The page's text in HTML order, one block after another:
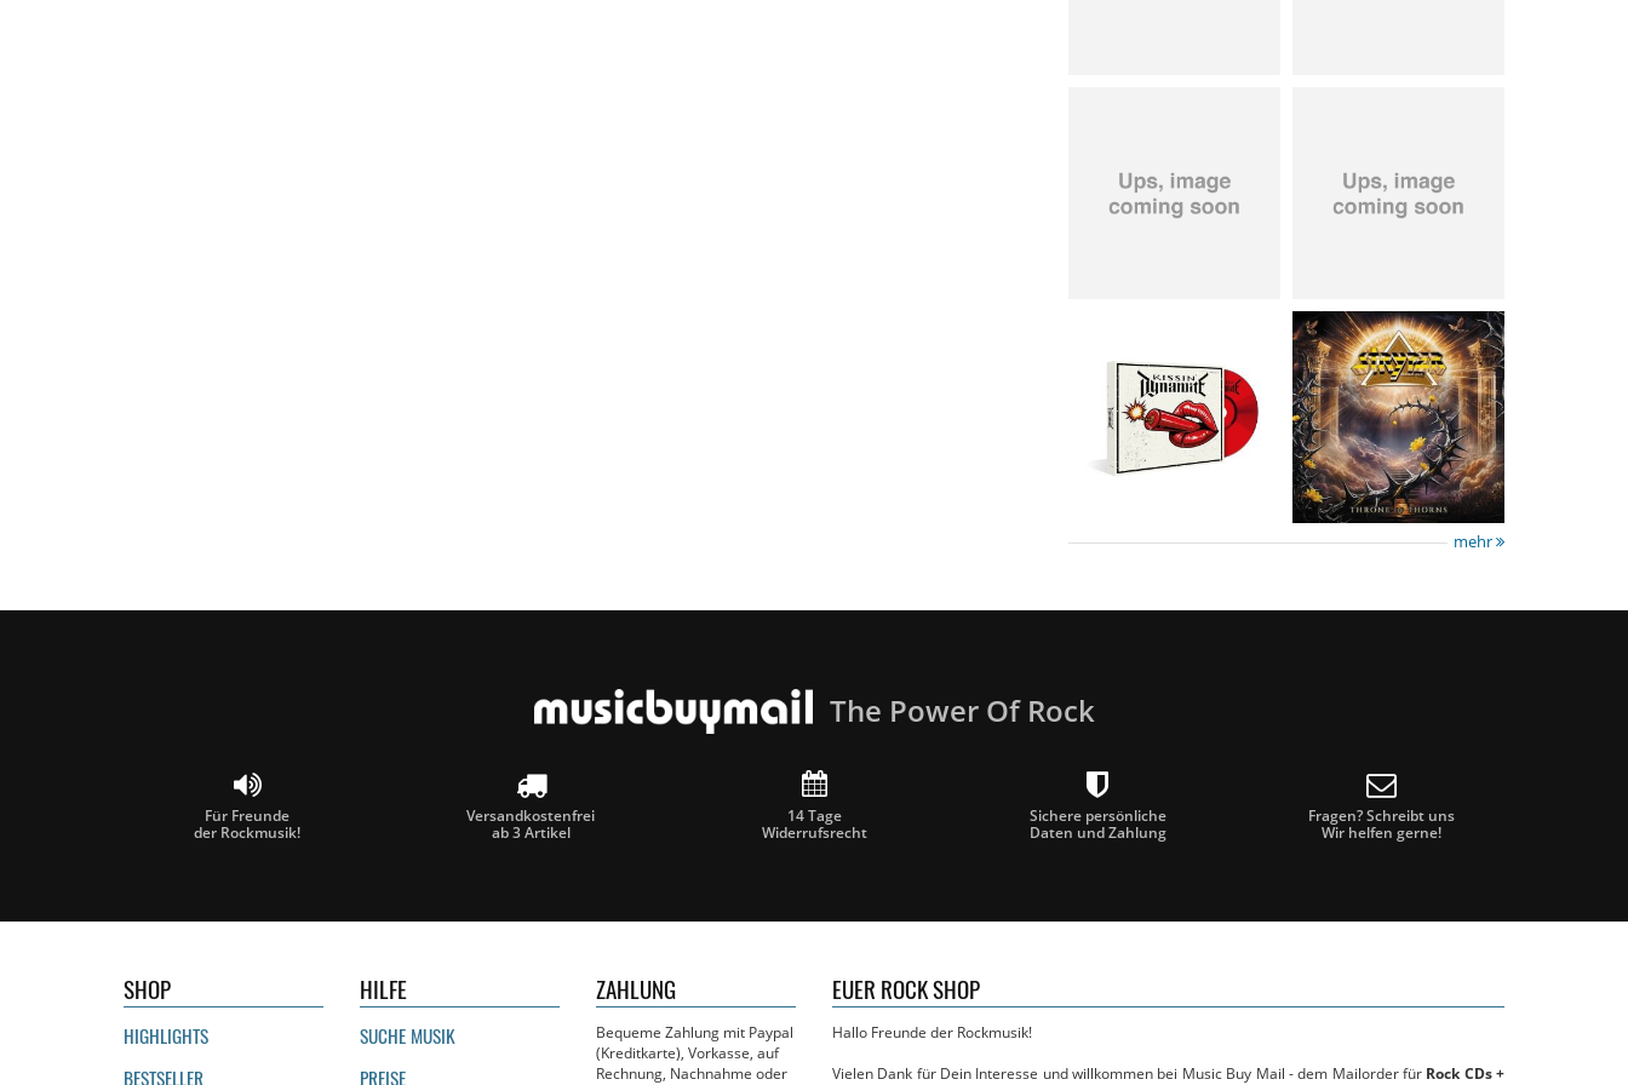
15,99 €
14,99 €
mehr
The Power Of Rock
Für Freunde
der Rockmusik!
Versandkostenfrei
ab 3 Artikel
14 Tage
Widerrufsrecht
Sichere persönliche
Daten und Zahlung
Fragen? Schreibt uns
Wir helfen gerne!
SHOP
HIGHLIGHTS
BESTSELLER
HILFE
SUCHE MUSIK
PREISE
ZAHLUNG
Bequeme Zahlung mit Paypal
(Kreditkarte), Vorkasse, auf
Rechnung, Nachnahme oder
EUER ROCK SHOP
Hallo Freunde der Rockmusik!
Vielen Dank für Dein Interesse und willkommen bei Music Buy Mail - dem Mailorder für Rock CDs +